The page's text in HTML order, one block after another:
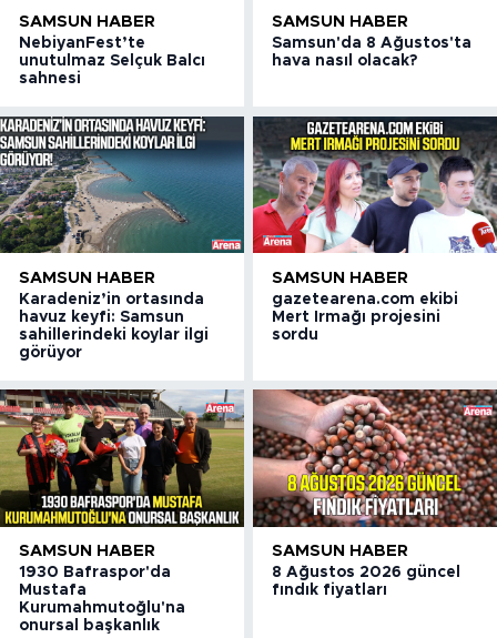
SAMSUN HABER
NebiyanFest’te
unutulmaz Selçuk Balcı
sahnesi
SAMSUN HABER
Samsun'da 8 Ağustos'ta
hava nasıl olacak?
SAMSUN HABER
Karadeniz’in ortasında
havuz keyfi: Samsun
sahillerindeki koylar ilgi
görüyor
SAMSUN HABER
gazetearena.com ekibi
Mert Irmağı projesini
sordu
SAMSUN HABER
1930 Bafraspor'da
Mustafa
Kurumahmutoğlu'na
onursal başkanlık
SAMSUN HABER
8 Ağustos 2026 güncel
fındık fiyatları